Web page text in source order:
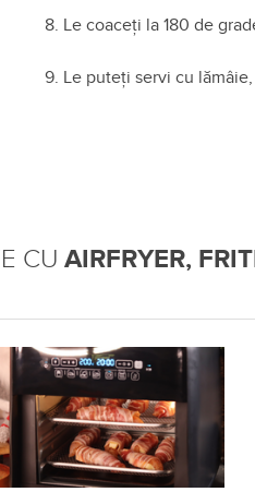
8. Le coaceți la 180 de
9. Le puteți servi cu
CU AIRFRYER,